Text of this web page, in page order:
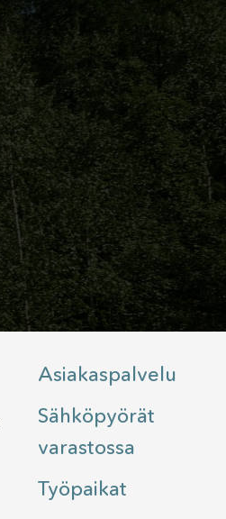
Asiakaspalvelu
Sähköpyörät
varastossa
Työpaikat